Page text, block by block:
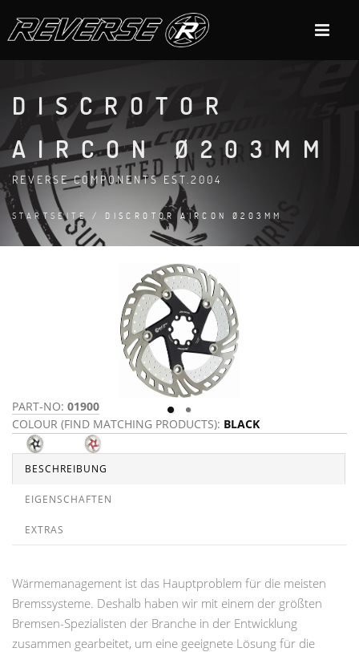
DISCROTOR
AIRCON Ø203MM
REVERSE COMPONENTS EST.2004
STARTSEITE / DISCROTOR AIRCON Ø203MM
PART-NO: 01900
COLOUR (FIND MATCHING PRODUCTS): BLACK
BESCHREIBUNG
EIGENSCHAFTEN
EXTRAS
Wärmemanagement ist das Hauptproblem für die meisten
Bremssysteme. Deshalb haben wir mit einem der größten
Bremsen-Spezialisten der Branche in der Entwicklung
zusammen gearbeitet, um eine geeignete Lösung für die